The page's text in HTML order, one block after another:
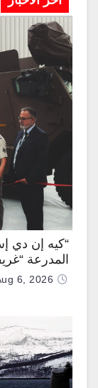
“كيه إن دي
المدرعة “غريفون”
6, 2026